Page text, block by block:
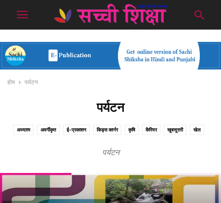
होम पर्यटन
पर्यटन
अध्यात्म अवर्गीकृत ई-प्रकाशन किड्स कार्नर कृषि कैरियर खूबसूरती खेल
स्वास्थ्य
पर्यटन